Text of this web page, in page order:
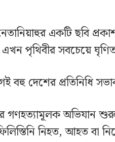
একটি ছবি
পৃথিবীর সবচেয়ে ঘৃণিত
বহু দেশের প্রতিনিধি
গণহত্যামূলক অভিযান
নিহত, আহত বা